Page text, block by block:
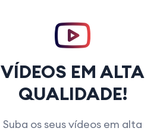
VÍDEOS EM ALTA
QUALIDADE!
Suba os seus vídeos em alta